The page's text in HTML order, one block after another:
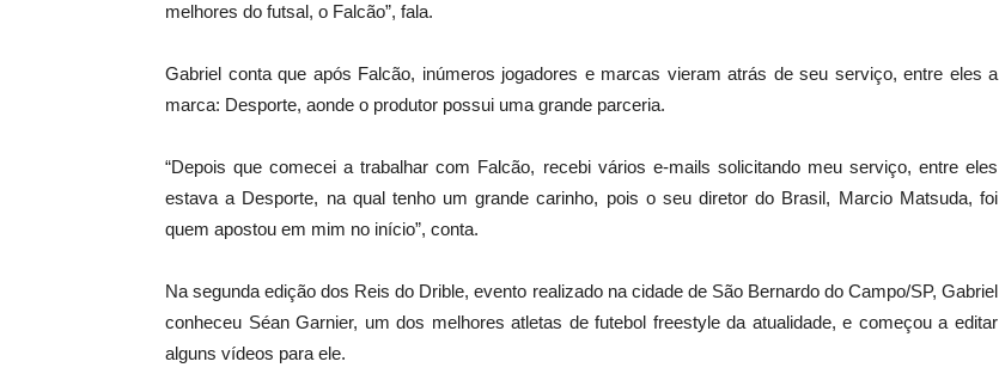
melhores do futsal, o Falcão”, fala.
Gabriel conta que após Falcão, inúmeros jogadores e marcas vieram atrás de seu serviço, entre eles a
marca: Desporte, aonde o produtor possui uma grande parceria.
“Depois que comecei a trabalhar com Falcão, recebi vários e-mails solicitando meu serviço, entre eles
estava a Desporte, na qual tenho um grande carinho, pois o seu diretor do Brasil, Marcio Matsuda, foi
quem apostou em mim no início”, conta.
Na segunda edição dos Reis do Drible, evento realizado na cidade de São Bernardo do Campo/SP, Gabriel
conheceu Séan Garnier, um dos melhores atletas de futebol freestyle da atualidade, e começou a editar
alguns vídeos para ele.